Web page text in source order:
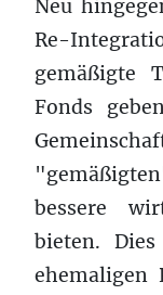
Neu
Re-
gemäßigte
Fonds
bessere
bieten.
ehemaligen